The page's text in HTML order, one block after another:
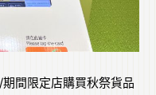
間限定店購買秋祭貨品